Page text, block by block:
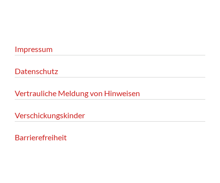
Impressum
Datenschutz
Vertrauliche Meldung von Hinweisen
Verschickungskinder
Barrierefreiheit